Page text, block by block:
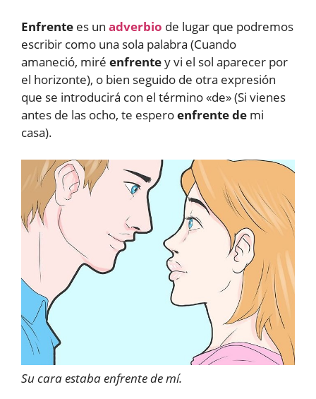
Enfrente es un adverbio de lugar que podremos
escribir como una sola palabra (Cuando
amaneció, miré enfrentey vi el sol aparecer por
el horizonte), o bien seguido de otra expresión
que se introducirá con el término «de» (Si vienes
antes de las ocho, te esperoenfrente de mi
casa).
Su cara estaba enfrente de mí.